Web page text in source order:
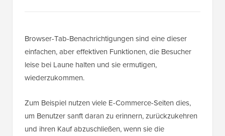
Browser-Tab-Benachrichtigungen sind eine dieser
einfachen, aber effektiven Funktionen, die Besucher
leise bei Laune halten und sie ermutigen,
wiederzukommen.
Zum Beispiel nutzen viele E-Commerce-Seiten dies,
um Benutzer sanft daran zu erinnern, zurückzukehren
und ihren Kauf abzuschließen, wenn sie die